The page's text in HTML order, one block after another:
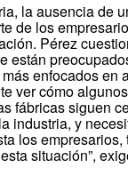
la ausencia de
de los
Pérez
están
enfocados en
ver cómo
fábricas siguen
industria, y
los empresarios,
situación”,